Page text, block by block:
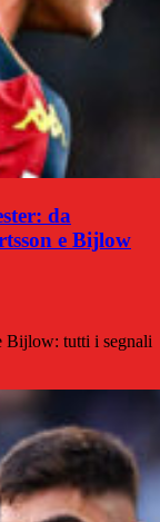
da
e Bijlow
Bijlow: tutti i segnali